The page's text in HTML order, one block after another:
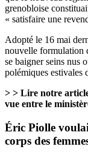
grenobloise
« satisfaire une
Adopté le 16 mai
nouvelle formulation
se baigner seins nus
polémiques estivales
> > Lire notre
vue entre le
Éric Piolle
corps des